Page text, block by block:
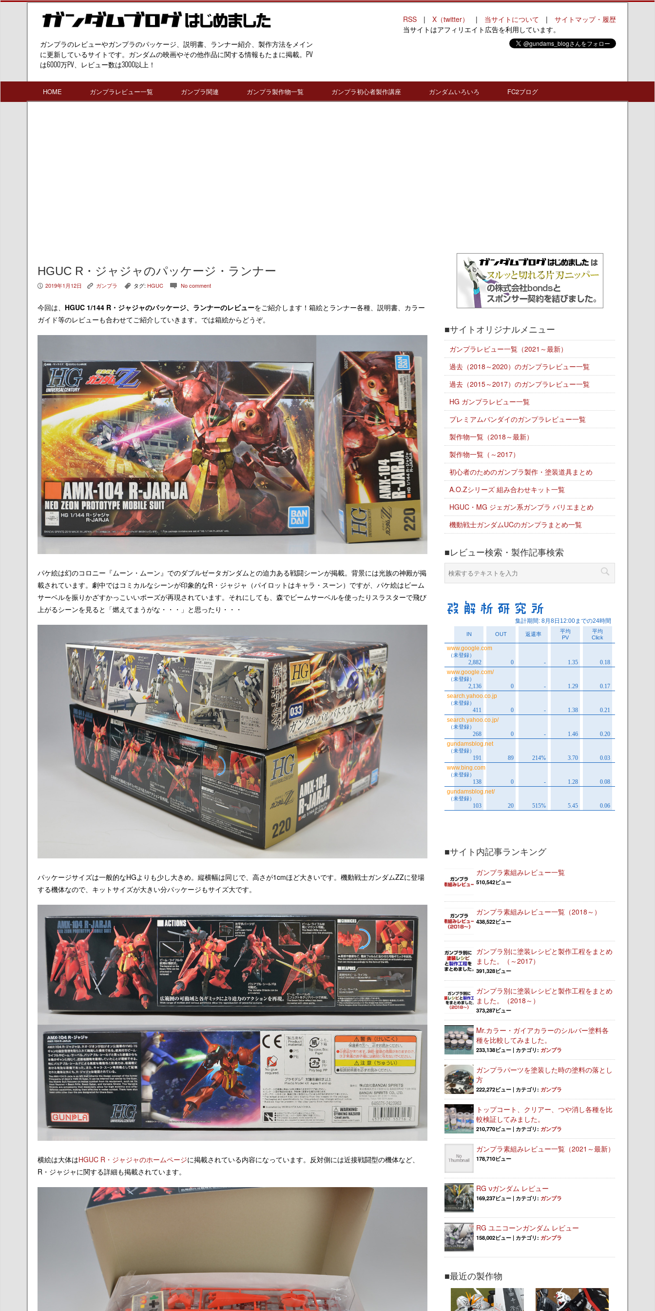
ガンプラのレビューやガンプラのパッケージ、説明書、ランナー紹介、製作方法をメイン
に更新しているサイトです。ガンダムの映画やその他作品に関する情報もたまに掲載。PV
は6000万PV、レビュー数は3000以上！
RSS | X（twitter） | 当サイトについて | サイトマップ・履歴
当サイトはアフィリエイト広告を利用しています。
HOME ガンプラレビュー一覧 ガンプラ関連 ガンプラ製作物一覧 ガンプラ初心者製作講座 ガンダムいろいろ FC2ブログ
HGUC R・ジャジャのパッケージ・ランナー
P 2019年1月12日 K ガンプラ , タグ: HGUC c No comment
今回は、 HGUC 1/144 R・ジャジャのパッケージ、ランナーのレビューをご紹介します！箱絵とランナー各種、説明書、カラー
ガイド等のレビューも合わせてご紹介していきます。では箱絵からどうぞ。
パケ絵は幻のコロニー『ムーン・ムーン』でのダブルゼータガンダムとの迫力ある戦闘シーンが掲載。背景には光族の神殿が掲
載されています。劇中ではコミカルなシーンが印象的なR・ジャジャ（パイロットはキャラ・スーン）ですが、パケ絵はビーム
サーベルを振りかざすかっこいいポーズが再現されています。それにしても、森でビームサーベルを使ったりスラスターで飛び
上がるシーンを見ると「燃えてまうがな・・・」と思ったり・・・
パッケージサイズは一般的なHGよりも少し大きめ。縦横幅は同じで、高さが1cmほど大きいです。機動戦士ガンダムZZに登場
する機体なので、キットサイズが大きい分パッケージもサイズ大です。
横絵は大体はHGUC R・ジャジャのホームページに掲載されている内容になっています。反対側には近接戦闘型の機体など、
R・ジャジャに関する詳細も掲載されています。
■サイトオリジナルメニュー
ガンプラレビュー一覧（2021～最新）
過去（2018～2020）のガンプラレビュー一覧
過去（2015～2017）のガンプラレビュー一覧
HG ガンプラレビュー一覧
プレミアムバンダイのガンプラレビュー一覧
製作物一覧（2018～最新）
製作物一覧（～2017）
初心者のためのガンプラ製作・塗装道具まとめ
A.O.Zシリーズ 組み合わせキット一覧
HGUC・MG ジェガン系ガンプラ バリエまとめ
機動戦士ガンダムUCのガンプラまとめ一覧
■レビュー検索・製作記事検索
■サイト内記事ランキング
ガンプラ素組みレビュー一覧
510,542ビュー
ガンプラ素組みレビュー一覧（2018～）
438,522ビュー
ガンプラ別に塗装レシピと製作工程をまとめ
ました。（～2017）
391,328ビュー
ガンプラ別に塗装レシピと製作工程をまとめ
ました。（2018～）
373,287ビュー
Mr.カラー・ガイアカラーのシルバー塗料各
種を比較してみました。
233,138ビュー | カテゴリ: ガンプラ
ガンプラパーツを塗装した時の塗料の落とし
方
222,272ビュー | カテゴリ: ガンプラ
トップコート、クリアー、つや消し各種を比
較検証してみました。
210,770ビュー | カテゴリ: ガンプラ
ガンプラ素組みレビュー一覧（2021～最新）
178,710ビュー
RG νガンダム レビュー
169,237ビュー | カテゴリ: ガンプラ
RG ユニコーンガンダム レビュー
158,002ビュー | カテゴリ: ガンプラ
■最近の製作物